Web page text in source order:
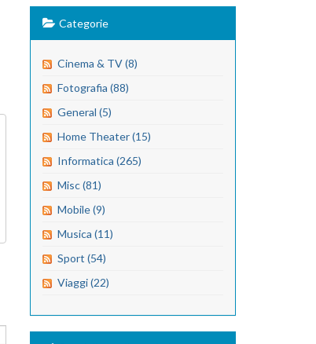
Categorie
Cinema & TV (8)
Fotografia (88)
General (5)
Home Theater (15)
Informatica (265)
Misc (81)
Mobile (9)
Musica (11)
Sport (54)
Viaggi (22)